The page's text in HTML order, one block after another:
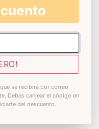
se recibirá por correo
Debes canjear el código en
del descuento.